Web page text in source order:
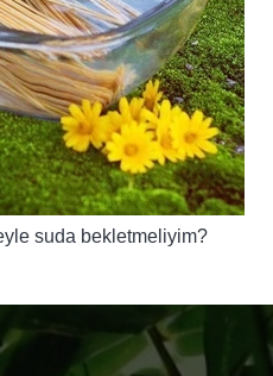
suda bekletmeliyim?